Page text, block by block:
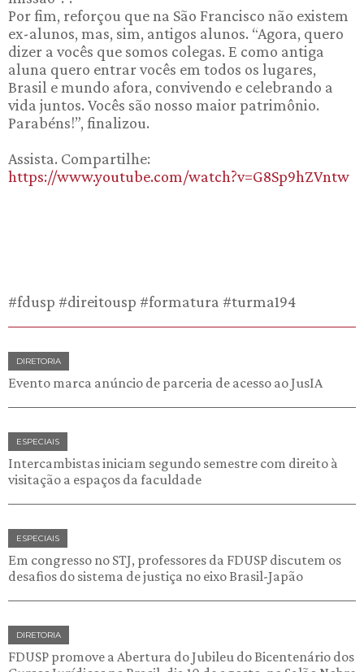
Por fim, reforçou que na São Francisco não existem
ex-alunos, mas, sim, antigos alunos. “Agora, quero
dizer a vocês que somos colegas. E como antiga
aluna quero entrar vocês em todos os lugares,
Brasil e mundo afora, convivendo e celebrando a
vida juntos. Vocês são nosso maior patrimônio.
Parabéns!”, finalizou.
Assista. Compartilhe:
https://www.youtube.com/watch?v=G8Sp9hZVntw
#fdusp #direitousp #formatura #turma194
DIRETORIA
Evento marca anúncio de parceria de acesso ao JusIA
ESPECIAIS
Intercambistas iniciam segundo semestre com direito à
visitação a espaços da faculdade
ESPECIAIS
Em congresso no STJ, professores da FDUSP discutem os
desafios do sistema de justiça no eixo Brasil-Japão
DIRETORIA
FDUSP promove a Abertura do Jubileu do Bicentenário dos